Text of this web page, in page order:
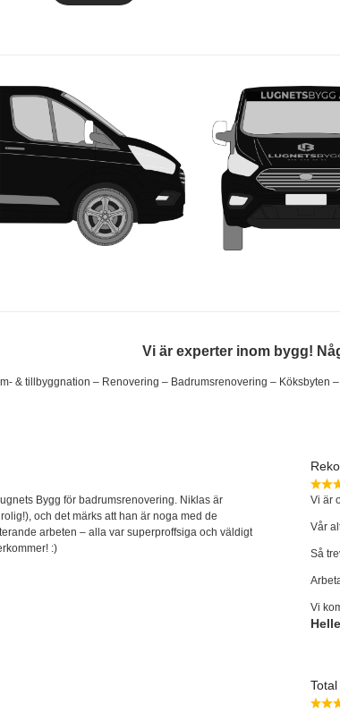
Vi är experter inom bygg!
& tillbyggnation – Renovering – Badrumsrenovering – Köksbyten
Bygg för badrumsrenovering. Niklas är
och det märks att han är noga med de
arbeten – alla var superproffsiga och väldigt
:)
Vi är
Vår
Så
Vi